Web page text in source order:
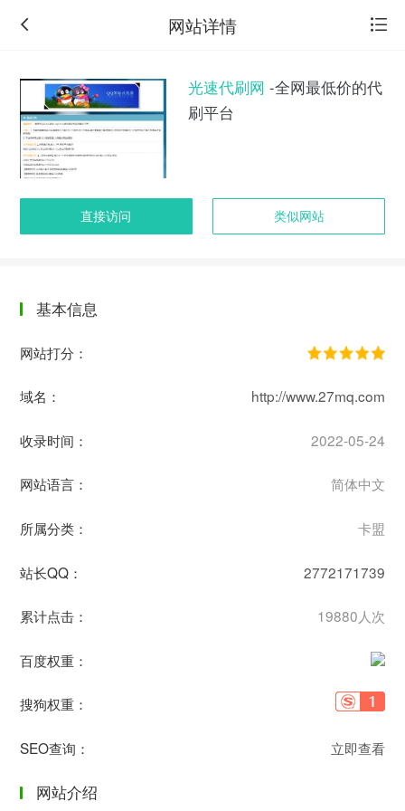
网站详情
光速代刷网 -全网最低价的代
刷平台
直接访问 类似网站
基本信息
网站打分：
域名： http://www.27mq.com
收录时间： 2022-05-24
网站语言： 简体中文
所属分类： 卡盟
站长QQ： 2772171739
累计点击： 19880人次
百度权重：
搜狗权重：
SEO查询： 立即查看
网站介绍